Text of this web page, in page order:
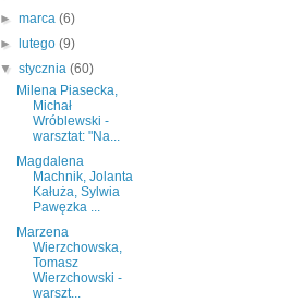
►marca(6)
►
lutego(9)
▼stycznia(60)
Milena Piasecka,
Michał
Wróblewski -
warsztat: "Na...
Magdalena
Machnik, Jolanta
Kałuża, Sylwia
Pawęzka ...
Marzena
Wierzchowska,
Tomasz
Wierzchowski -
warszt...